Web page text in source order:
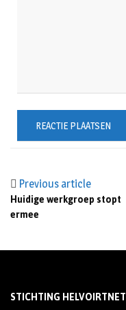
Previous article
Huidige werkgroep stopt
ermee
STICHTING HELVOIRTNET